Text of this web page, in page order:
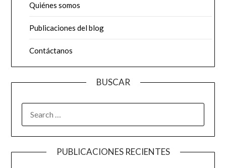
Quiénes somos
Publicaciones del blog
Contáctanos
BUSCAR
FOR:
PUBLICACIONES RECIENTES